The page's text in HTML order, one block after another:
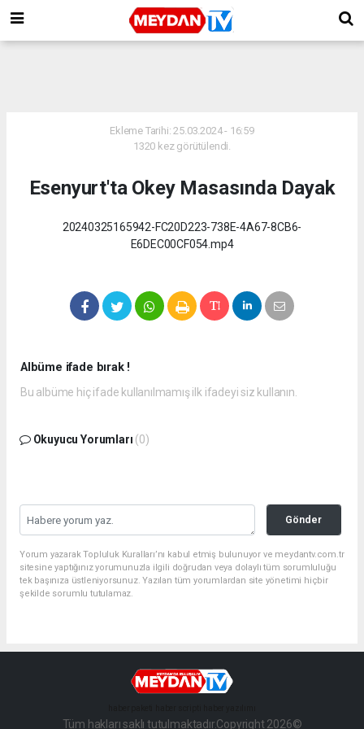
Ekleme Tarihi: 25.03.2024 - 16:59
1320 kez görütülendi.
Esenyurt'ta Okey Masasında Dayak
20240325165942-FC20D223-738E-4A67-8CB6-
E6DEC00CF054.mp4
Albüme ifade bırak !
Bu albüme hiç ifade kullanılmamış ilk ifadeyi siz kullanın.
Okuyucu Yorumları (0)
Gönder
Yorum yazarak Topluluk Kuralları’nı kabul etmiş bulunuyor ve meydantv.com.tr
sitesine yaptığınız yorumunuzla ilgili doğrudan veya dolaylı tüm sorumluluğu
tek başınıza üstleniyorsunuz. Yazılan tüm yorumlardan site yönetimi hiçbir
şekilde sorumlu tutulamaz.
Tüm hakları saklı tutulmaktadır.Copyright 2026©